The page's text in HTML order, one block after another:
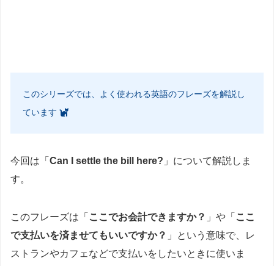
このシリーズでは、よく使われる英語のフレーズを解説し
ています
今回は「 Can I settle the bill here? 」について解説しま
す。
このフレーズは「 ここでお会計できますか？ 」や「 ここ
で支払いを済ませてもいいですか？ 」という意味で、レ
ストランやカフェなどで支払いをしたいときに使いま